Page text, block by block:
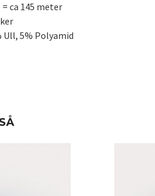
ca 145 meter
Ull, 5% Polyamid